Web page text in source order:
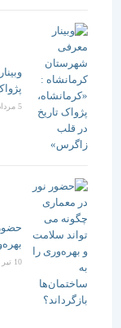
وبینار
پژواک
5 مرداد 1405 /
حضور نور
بهره‌وری را
/